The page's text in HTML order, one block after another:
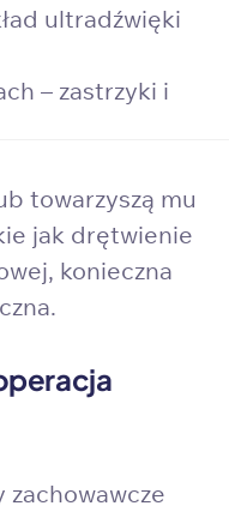
ultradźwięki
– zastrzyki i
towarzyszą mu
jak drętwienie
konieczna
zachowawcze